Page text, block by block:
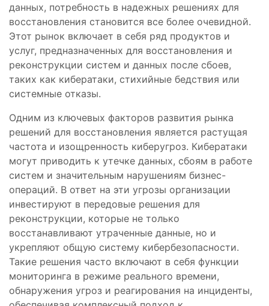
данных, потребность в надежных решениях для
восстановления становится все более очевидной.
Этот рынок включает в себя ряд продуктов и
услуг, предназначенных для восстановления и
реконструкции систем и данных после сбоев,
таких как кибератаки, стихийные бедствия или
системные отказы.
Одним из ключевых факторов развития рынка
решений для восстановления является растущая
частота и изощренность киберугроз. Кибератаки
могут приводить к утечке данных, сбоям в работе
систем и значительным нарушениям бизнес-
операций. В ответ на эти угрозы организации
инвестируют в передовые решения для
реконструкции, которые не только
восстанавливают утраченные данные, но и
укрепляют общую систему кибербезопасности.
Такие решения часто включают в себя функции
мониторинга в режиме реального времени,
обнаружения угроз и реагирования на инциденты,